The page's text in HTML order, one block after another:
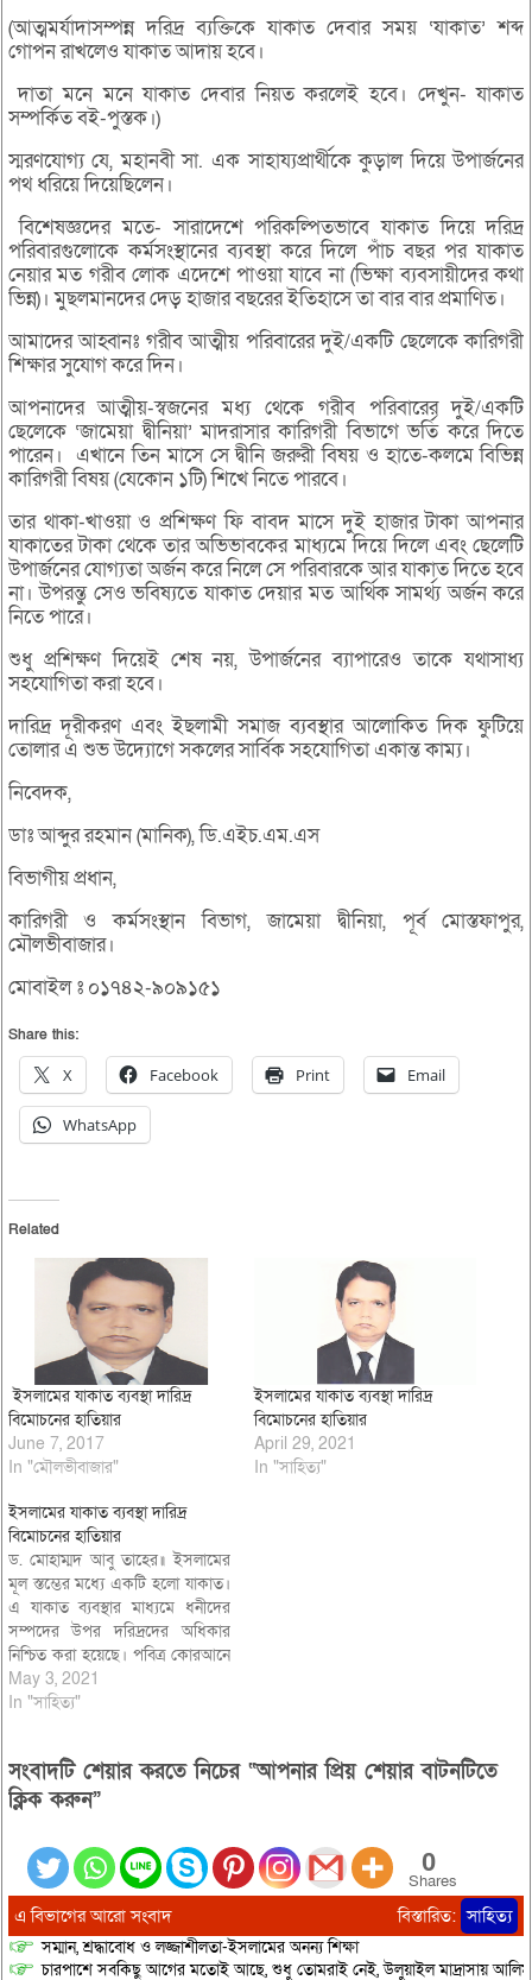
(আত্মমর্যাদাসম্পন্ন দরিদ্র ব্যক্তিকে যাকাত দেবার সময় ‘যাকাত’ শব্দ
গোপন রাখলেও যাকাত আদায় হবে।
দাতা মনে মনে যাকাত দেবার নিয়ত করলেই হবে। দেখুন- যাকাত
সম্পর্কিত বই-পুস্তক।)
স্মরণযোগ্য যে, মহানবী সা. এক সাহায্যপ্রার্থীকে কুড়াল দিয়ে উপার্জনের
পথ ধরিয়ে দিয়েছিলেন।
বিশেষজ্ঞদের মতে- সারাদেশে পরিকল্পিতভাবে যাকাত দিয়ে দরিদ্র
পরিবারগুলোকে কর্মসংস্থানের ব্যবস্থা করে দিলে পাঁচ বছর পর যাকাত
নেয়ার মত গরীব লোক এদেশে পাওয়া যাবে না (ভিক্ষা ব্যবসায়ীদের কথা
ভিন্ন)। মুছলমানদের দেড় হাজার বছরের ইতিহাসে তা বার বার প্রমাণিত।
আমাদের আহ্বানঃ গরীব আত্মীয় পরিবারের দুই/একটি ছেলেকে কারিগরী
শিক্ষার সুযোগ করে দিন।
আপনাদের আত্মীয়-স্বজনের মধ্য থেকে গরীব পরিবারের দুই/একটি
ছেলেকে ‘জামেয়া দ্বীনিয়া’ মাদরাসার কারিগরী বিভাগে ভর্তি করে দিতে
পারেন। এখানে তিন মাসে সে দ্বীনি জরুরী বিষয় ও হাতে-কলমে বিভিন্ন
কারিগরী বিষয় (যেকোন ১টি) শিখে নিতে পারবে।
তার থাকা-খাওয়া ও প্রশিক্ষণ ফি বাবদ মাসে দুই হাজার টাকা আপনার
যাকাতের টাকা থেকে তার অভিভাবকের মাধ্যমে দিয়ে দিলে এবং ছেলেটি
উপার্জনের যোগ্যতা অর্জন করে নিলে সে পরিবারকে আর যাকাত দিতে হবে
না। উপরন্তু সেও ভবিষ্যতে যাকাত দেয়ার মত আর্থিক সামর্থ্য অর্জন করে
নিতে পারে।
শুধু প্রশিক্ষণ দিয়েই শেষ নয়, উপার্জনের ব্যাপারেও তাকে যথাসাধ্য
সহযোগিতা করা হবে।
দারিদ্র দূরীকরণ এবং ইছলামী সমাজ ব্যবস্থার আলোকিত দিক ফুটিয়ে
তোলার এ শুভ উদ্যোগে সকলের সার্বিক সহযোগিতা একান্ত কাম্য।
নিবেদক,
ডাঃ আব্দুর রহমান (মানিক), ডি.এইচ.এম.এস
বিভাগীয় প্রধান,
কারিগরী ও কর্মসংস্থান বিভাগ, জামেয়া দ্বীনিয়া, পূর্ব মোস্তফাপুর,
মৌলভীবাজার।
মোবাইল ঃ ০১৭৪২-৯০৯১৫১
Share this:
X Facebook Print Email
WhatsApp
Related
ইসলামের যাকাত ব্যবস্থা দারিদ্র
বিমোচনের হাতিয়ার
June 7, 2017
In "মৌলভীবাজার"
ইসলামের যাকাত ব্যবস্থা দারিদ্র
বিমোচনের হাতিয়ার
April 29, 2021
In "সাহিত্য"
ইসলামের যাকাত ব্যবস্থা দারিদ্র
বিমোচনের হাতিয়ার
ড. মোহাম্মদ আবু তাহের॥ ইসলামের
মূল স্তম্ভের মধ্যে একটি হলো যাকাত।
এ যাকাত ব্যবস্থার মাধ্যমে ধনীদের
সম্পদের উপর দরিদ্রদের অধিকার
নিশ্চিত করা হয়েছে। পবিত্র কোরআনে
এরশাদ হচ্ছে ধনীদের সম্পদে রয়েছে
প্রয়োজনশীল প্রার্থী ও বঞ্চিতদের
সঠিকভাবে হিসাব করে যাকাত আদায়
করতেন তাহলে দেশের…
May 3, 2021
In "সাহিত্য"
সংবাদটি শেয়ার করতে নিচের “আপনার প্রিয় শেয়ার বাটনটিতে
ক্লিক করুন”
0
Shares
এ বিভাগের আরো সংবাদ বিস্তারিত: সাহিত্য
সম্মান, শ্রদ্ধাবোধ ও লজ্জাশীলতা-ইসলামের অনন্য শিক্ষা
চারপাশে সবকিছু আগের মতোই আছে, শুধু তোমরাই নেই, উলুয়াইল মাদ্রাসায় আলিম